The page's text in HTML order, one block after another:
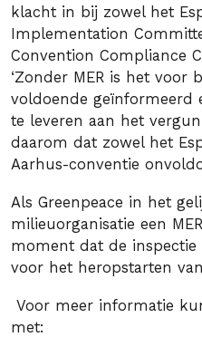
klacht in bij zowel het
Implementation
Convention Compliance
‘Zonder MER is het voor
voldoende geïnformeerd
te leveren aan het
daarom dat zowel het
Aarhus-conventie
Als Greenpeace in het
milieuorganisatie een
moment dat de
voor het heropstarten
Voor meer informatie
met: